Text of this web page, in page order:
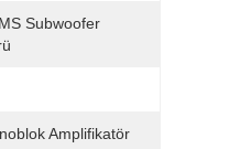
Subwoofer
Amplifikatör